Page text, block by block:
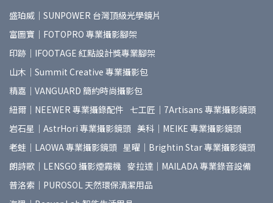
盛珀威｜SUNPOWER 台灣頂級光學鏡片
富圖寶｜FOTOPRO 專業攝影腳架
印跡｜IFOOTAGE 紅點設計獎專業腳架
山木｜Summit Creative 專業攝影包
精嘉｜VANGUARD 簡約時尚攝影包
紐爾｜NEEWER 專業攝錄配件 七工匠｜7Artisans 專業攝影鏡頭
岩石星｜AstrHori 專業攝影鏡頭 美科｜MEIKE 專業攝影鏡頭
老蛙｜LAOWA 專業攝影鏡頭 星曜｜Brightin Star 專業攝影鏡頭
朗詩歌｜LENSGO 攝影煙霧機 麥拉達｜MAILADA 專業錄音設備
普洛索｜PUROSOL 天然環保清潔用品